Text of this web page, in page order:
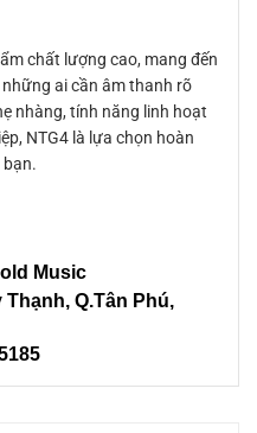
chất lượng cao, mang đến
ai cần âm thanh rõ
nhàng, tính năng linh hoạt
NTG4 là lựa chọn hoàn
bạn.
Music
Thạnh, Q.Tân Phú,